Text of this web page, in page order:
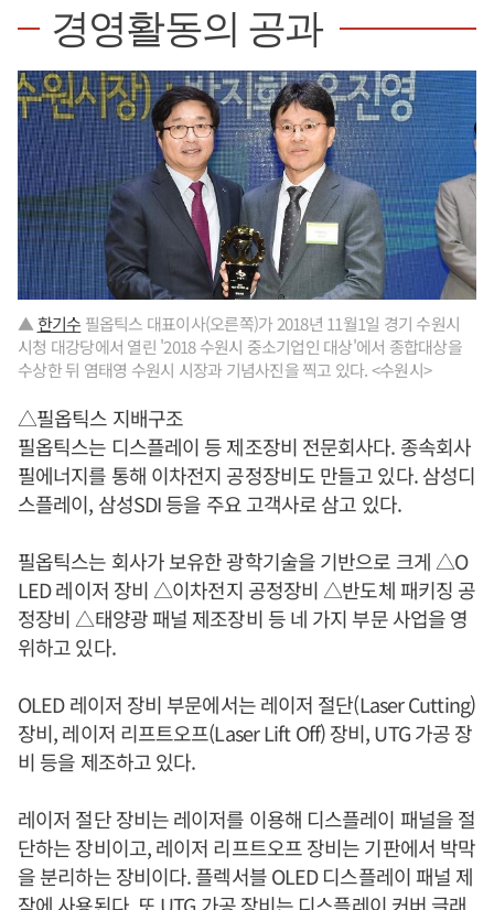
경영활동의 공과
▲한기수 필옵틱스 대표이사(오른쪽)가 2018년 11월1일 경기 수원시
시청 대강당에서 열린 '2018 수원시 중소기업인 대상'에서 종합대상을
수상한 뒤 염태영 수원시 시장과 기념사진을 찍고 있다. <수원시>
△필옵틱스 지배구조
필옵틱스는 디스플레이 등 제조장비 전문회사다. 종속회사
필에너지를 통해 이차전지 공정장비도 만들고 있다. 삼성디
스플레이, 삼성SDI 등을 주요 고객사로 삼고 있다.
필옵틱스는 회사가 보유한 광학기술을 기반으로 크게 △O
LED 레이저 장비 △이차전지 공정장비 △반도체 패키징 공
정장비 △태양광 패널 제조장비 등 네 가지 부문 사업을 영
위하고 있다.
OLED 레이저 장비 부문에서는 레이저 절단(Laser Cutting)
장비, 레이저 리프트오프(Laser Lift Off) 장비, UTG 가공 장
비 등을 제조하고 있다.
레이저 절단 장비는 레이저를 이용해 디스플레이 패널을 절
단하는 장비이고, 레이저 리프트오프 장비는 기판에서 박막
을 분리하는 장비이다. 플렉서블 OLED 디스플레이 패널 제
작에 사용된다. 또 UTG 가공 장비는 디스플레이 커버 글래